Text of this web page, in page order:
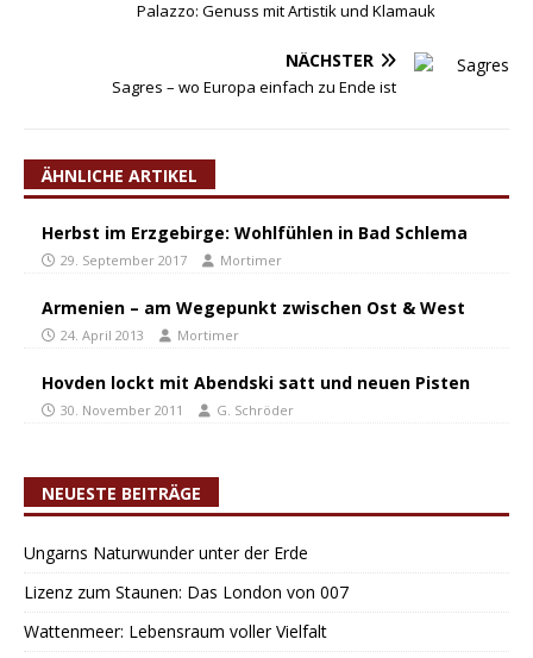
Palazzo: Genuss mit Artistik und Klamauk
NÄCHSTER
Sagres – wo Europa einfach zu Ende ist
ÄHNLICHE ARTIKEL
Herbst im Erzgebirge: Wohlfühlen in Bad Schlema
29. September 2017 Mortimer
Armenien – am Wegepunkt zwischen Ost & West
24. April 2013 Mortimer
Hovden lockt mit Abendski satt und neuen Pisten
30. November 2011 G. Schröder
NEUESTE BEITRÄGE
Ungarns Naturwunder unter der Erde
Lizenz zum Staunen: Das London von 007
Wattenmeer: Lebensraum voller Vielfalt